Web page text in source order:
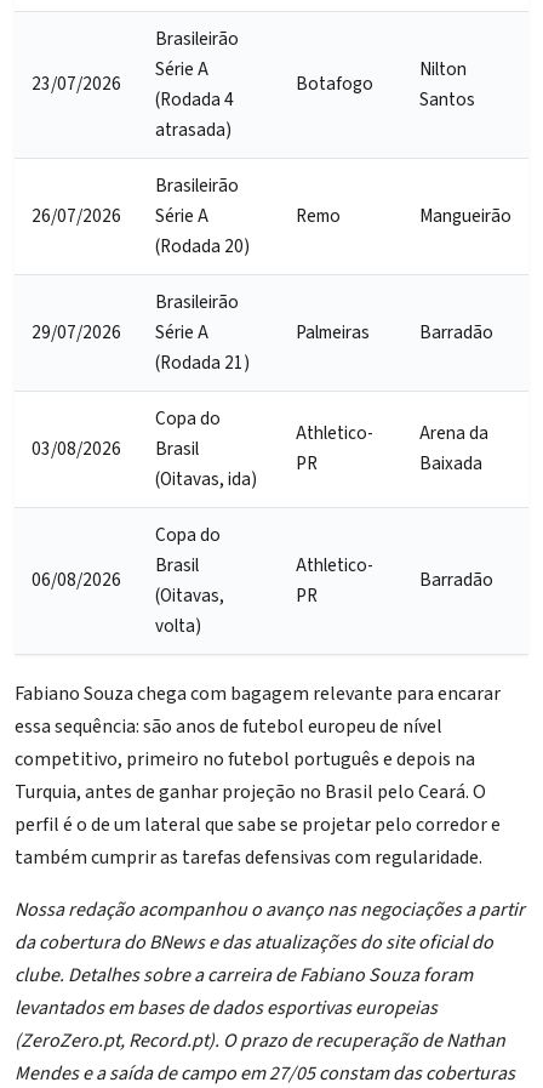
23/07/2026
Brasileirão
Série A
(Rodada 4
atrasada)
Botafogo
Nilton
Santos
26/07/2026
Brasileirão
Série A
(Rodada 20)
Remo Mangueirão
29/07/2026
Brasileirão
Série A
(Rodada 21)
Palmeiras Barradão
03/08/2026
Copa do
Brasil
(Oitavas, ida)
Athletico-
PR
Arena da
Baixada
06/08/2026
Copa do
Brasil
(Oitavas,
volta)
Athletico-
PR
Barradão
Fabiano Souza chega com bagagem relevante para encarar
essa sequência: são anos de futebol europeu de nível
competitivo, primeiro no futebol português e depois na
Turquia, antes de ganhar projeção no Brasil pelo Ceará. O
perfil é o de um lateral que sabe se projetar pelo corredor e
também cumprir as tarefas defensivas com regularidade.
Nossa redação acompanhou o avanço nas negociações a partir
da cobertura do BNews e das atualizações do site oficial do
clube. Detalhes sobre a carreira de Fabiano Souza foram
levantados em bases de dados esportivas europeias
(ZeroZero.pt, Record.pt). O prazo de recuperação de Nathan
Mendes e a saída de campo em 27/05 constam das coberturas